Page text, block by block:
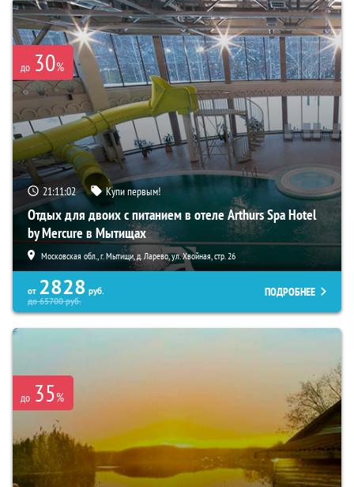
до 30%
21:11:01 Купи первым!
Отдых для двоих с питанием в отеле Arthurs Spa Hotel
by Mercure в Мытищах
Московская обл., г. Мытищи, д. Ларево, ул. Хвойная, стр. 26
от 2828 руб.
до65700руб.
ПОДРОБНЕЕ
до 35%